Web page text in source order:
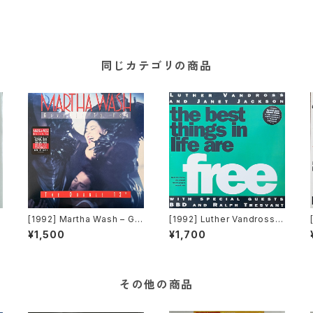
同じカテゴリの商品
[1992] Martha Wash – Giv
e It To You [RCA][2枚組]
¥1,500
[1992] Luther Vandross &
Janet Jackson With Spe
cial Guests BBD & Ralph
¥1,700
その他の商品